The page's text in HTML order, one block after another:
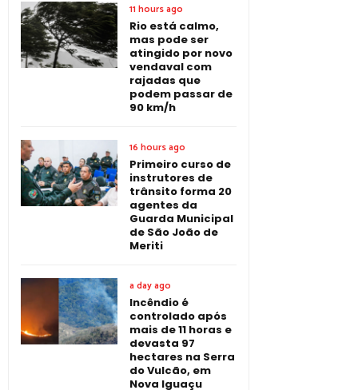
11 hours ago
Rio está calmo,
mas pode ser
atingido por novo
vendaval com
rajadas que
podem passar de
90 km/h
16 hours ago
Primeiro curso de
instrutores de
trânsito forma 20
agentes da
Guarda Municipal
de São João de
Meriti
a day ago
Incêndio é
controlado após
mais de 11 horas e
devasta 97
hectares na Serra
do Vulcão, em
Nova Iguaçu